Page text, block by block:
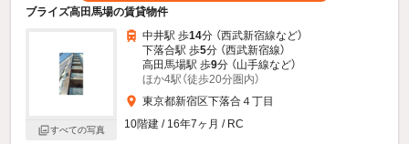
ブライズ高田馬場の賃貸物件
すべての写真
中井駅 歩14分 （西武新宿線など）
下落合駅 歩5分 （西武新宿線）
高田馬場駅 歩9分 （山手線など）
ほか4駅（徒歩20分圏内）
東京都新宿区下落合４丁目
10階建 / 16年7ヶ月 / RC